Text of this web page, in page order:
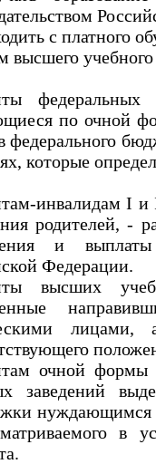
с платного
высшего учебного
федеральных
по очной
федерального
которые
инвалидам I и
родителей, -
и выплаты
Федерации.
высших
лицами,
очной формы
заведений
нуждающимся
в